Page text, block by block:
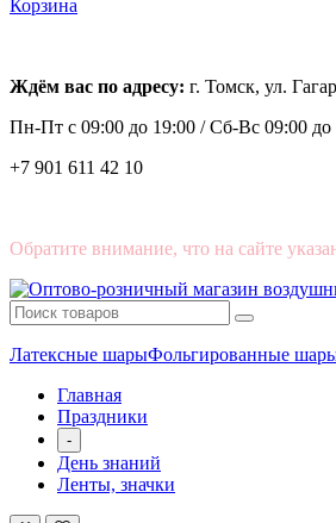
Корзина
Ждём вас по адресу: г. Томск, ул.
Пн-Пт с 09:00 до 19:00 /Сб-Вс 09:00 до
+7 901 611 42 10
Обратите внимание, что на сайте
Латексные шарыФольгированные
Главная
Праздники
-
День знаний
Ленты, значки